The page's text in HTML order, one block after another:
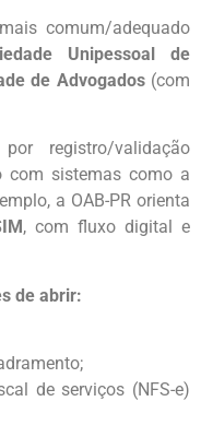
comum/adequado
Unipessoal de
de Advogados(com
registro/validação
com sistemas como a
a OAB-PR orienta
, com fluxo digital e
de abrir:
de serviços (NFS-e)